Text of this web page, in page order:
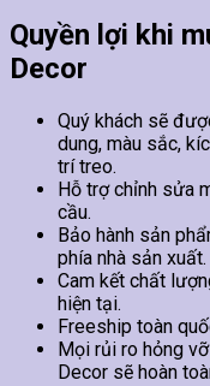
Quyền lợi khi
Decor
Quý khách sẽ
dung, màu sắc,
trí treo.
Hỗ trợ chỉnh sửa
cầu.
Bảo hành sản
phía nhà sản xuất.
Cam kết chất
hiện tại.
Freeship toàn
Mọi rủi ro hỏng
Decor sẽ hoàn